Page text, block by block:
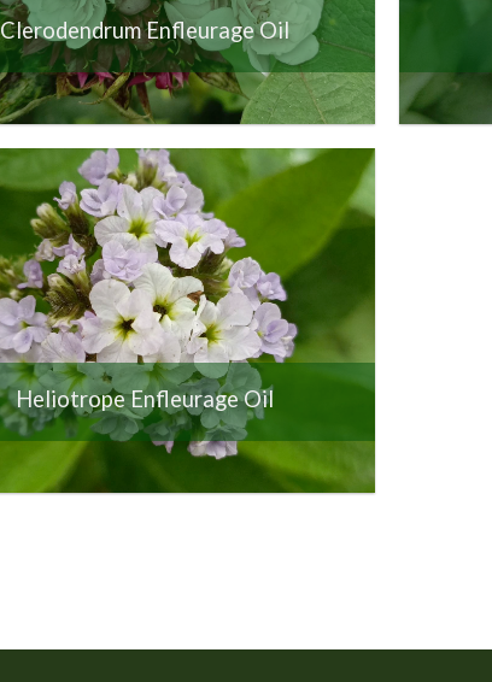
Clerodendrum Enfleurage Oil
Heliotrope Enfleurage Oil